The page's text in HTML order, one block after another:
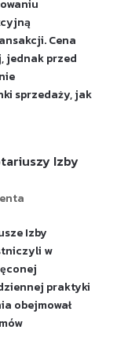
Cena
jednak przed
sprzedaży, jak
Izby
Izby
w
praktyki
obejmował